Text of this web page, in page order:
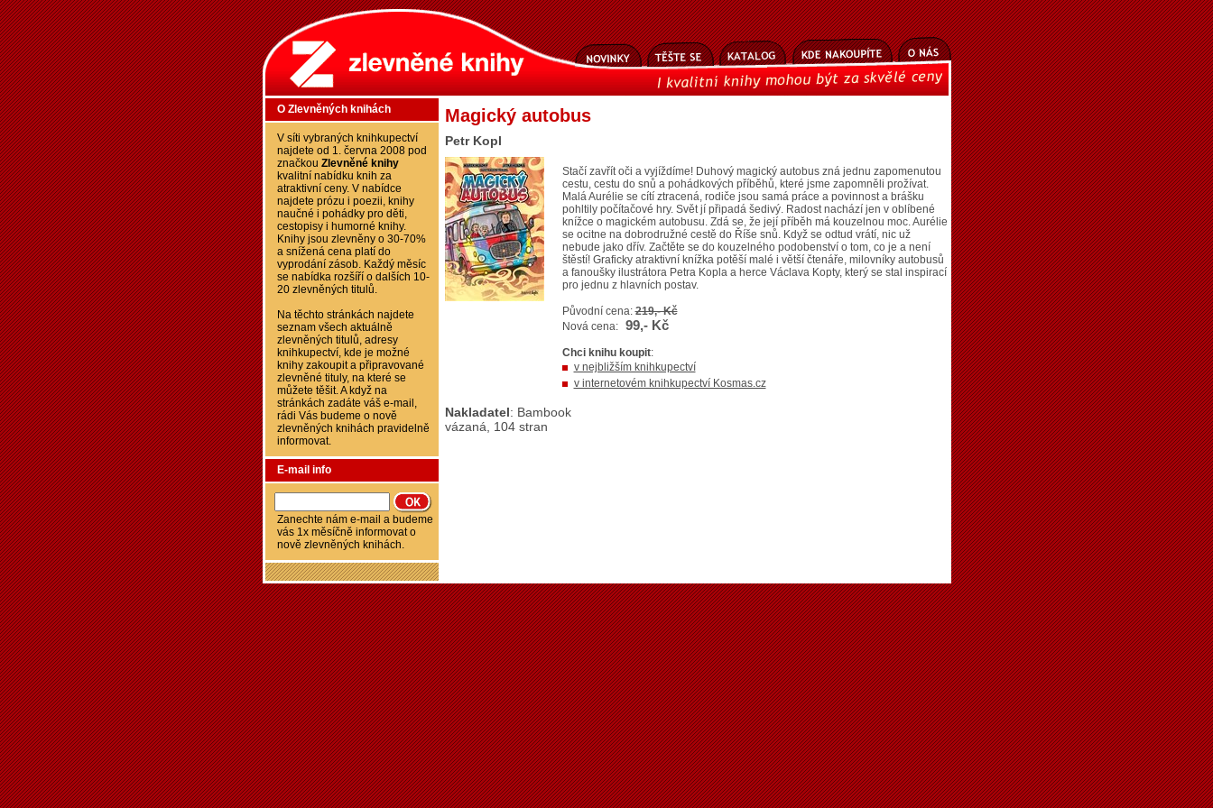
Magický autobus
Petr Kopl
Stačí zavřít oči a vyjíždíme! Duhový magický autobus zná jednu zapomenutou
cestu, cestu do snů a pohádkových příběhů, které jsme zapomněli prožívat.
Malá Aurélie se cítí ztracená, rodiče jsou samá práce a povinnost a brášku
pohltily počítačové hry. Svět jí připadá šedivý. Radost nachází jen v oblíbené
knížce o magickém autobusu. Zdá se, že její příběh má kouzelnou moc. Aurélie
se ocitne na dobrodružné cestě do Říše snů. Když se odtud vrátí, nic už
nebude jako dřív. Začtěte se do kouzelného podobenství o tom, co je a není
štěstí! Graficky atraktivní knížka potěší malé i větší čtenáře, milovníky autobusů
a fanoušky ilustrátora Petra Kopla a herce Václava Kopty, který se stal inspirací
pro jednu z hlavních postav.
Původní cena:219,- Kč
Nová cena: 99,- Kč
Chci knihu koupit:
v nejbližším knihkupectví
v internetovém knihkupectví Kosmas.cz
Nakladatel: Bambook
vázaná, 104 stran
O Zlevněných knihách
V síti vybraných knihkupectví
najdete od 1. června 2008 pod
značkou Zlevněné knihy
kvalitní nabídku knih za
atraktivní ceny. V nabídce
najdete prózu i poezii, knihy
naučné i pohádky pro děti,
cestopisy i humorné knihy.
Knihy jsou zlevněny o 30-70%
a snížená cena platí do
vyprodání zásob. Každý měsíc
se nabídka rozšíří o dalších 10-
20 zlevněných titulů.
Na těchto stránkách najdete
seznam všech aktuálně
zlevněných titulů, adresy
knihkupectví, kde je možné
knihy zakoupit a připravované
zlevněné tituly, na které se
můžete těšit. A když na
stránkách zadáte váš e-mail,
rádi Vás budeme o nově
zlevněných knihách pravidelně
informovat.
E-mail info
Zanechte nám e-mail a budeme
vás 1x měsíčně informovat o
nově zlevněných knihách.